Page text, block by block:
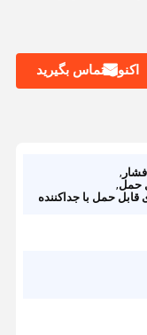
اکنون تماس بگیرید
,
,
قابل حمل با جداکننده